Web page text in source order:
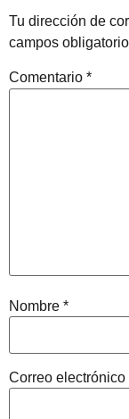
Tu dirección de
campos
Comentario *
Nombre *
Correo electrónico